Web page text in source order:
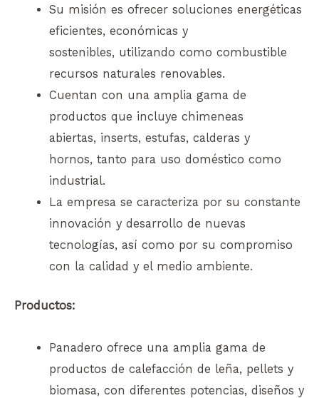
Su misión es ofrecer soluciones energéticas
eficientes, económicas y
sostenibles, utilizando como combustible
recursos naturales renovables.
Cuentan con una amplia gama de
productos que incluye chimeneas
abiertas, inserts, estufas, calderas y
hornos, tanto para uso doméstico como
industrial.
La empresa se caracteriza por su constante
innovación y desarrollo de nuevas
tecnologías, así como por su compromiso
con la calidad y el medio ambiente.
Productos:
Panadero ofrece una amplia gama de
productos de calefacción de leña, pellets y
biomasa, con diferentes potencias, diseños y